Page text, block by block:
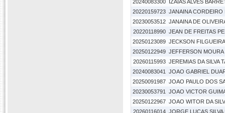
20240083300 IZAIAS ALVES
20220159723 JANAINA CORDEIRO
20230053512 JANAINA DE
20220118990 JEAN DE FREITAS
20250123089 JECKSON
20250122949 JEFFERSON
20260115993 JEREMIAS DA SILVA
20240083041
JOAO GABRIEL
20250091987 JOAO PAULO DOS
20230053791
JOAO VICTOR
20250122967 JOAO WITOR DA
20260116014 JORGE LUCAS SILVA